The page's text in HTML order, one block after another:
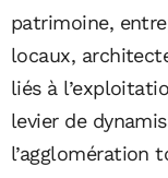
patrimoine,
locaux,
liés à
levier de
l’agglomération